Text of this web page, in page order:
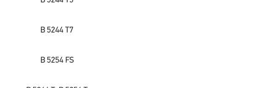
B 5244 T7
B 5254 FS